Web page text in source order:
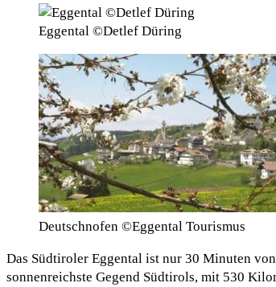
Eggental ©Detlef Düring
Deutschnofen ©Eggental Tourismus
Das Südtiroler Eggental ist nur 30 Minuten
sonnenreichste Gegend Südtirols, mit 530